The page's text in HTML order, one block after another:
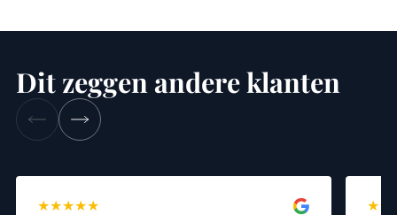
Dit zeggen andere klanten
★★★★★
★★